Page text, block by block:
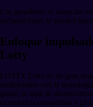
Los ganadores se anuncian
reclamaciones se pueden
Enfoque
Lotty
LOTTY Lotto es un gran
tradicionales con la
ganar; se trata de
experiencia compartida y